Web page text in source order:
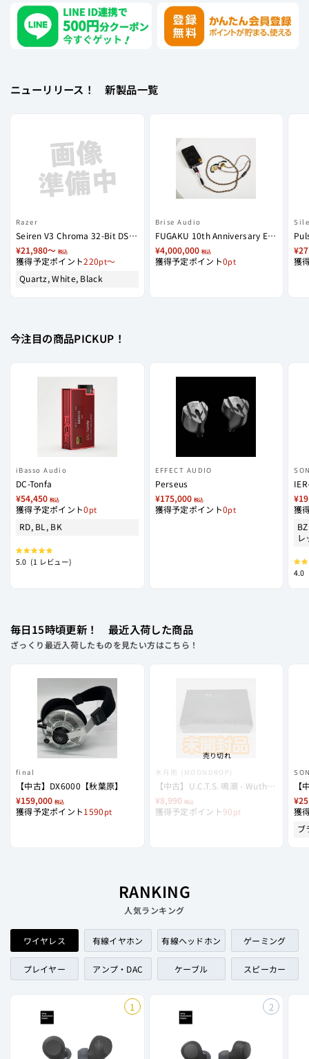
ニューリリース！ 新製品一覧
Razer
Seiren V3 Chroma 32-Bit DSP - RGB USB Microphone
¥21,980〜 税込
獲得予定ポイント220
〜
Quartz, White, Black
Brise Audio
FUGAKU 10th Anniversary Edition
¥4,000,000 税込
獲得予定ポイント0
獲
今注目の商品PICKUP！
iBasso Audio
DC-Tonfa
¥54,450 税込
獲得予定ポイント0
RD, BL, BK
星
5
5.0 (1 レビュー)
EFFECT AUDIO
Perseus
¥175,000 税込
獲得予定ポイント0
獲
レ
星
5
4.0
毎日15時頃更新！ 最近入荷した商品
ざっくり最近入荷したものを見たい方はこちら！
final
【中古】DX6000【秋葉原】
¥159,000 税込
獲得予定ポイント1590
売り切れ
水月雨 (MOONDROP)
【中古】U.C.T.S. 鳴潮 - Wuthering Waves x MOONDROP【秋葉原】
¥8,990 税込
獲得予定ポイント90
獲
ブ
RANKING
人気ランキング
ワイヤレス 有線イヤホン 有線ヘッドホン ゲーミング
プレイヤー アンプ・DAC ケーブル スピーカー